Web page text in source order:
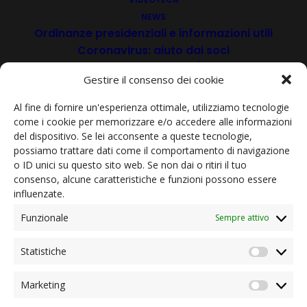
Gestire il consenso dei cookie
Al fine di fornire un'esperienza ottimale, utilizziamo tecnologie
come i cookie per memorizzare e/o accedere alle informazioni
del dispositivo. Se lei acconsente a queste tecnologie,
possiamo trattare dati come il comportamento di navigazione
o ID unici su questo sito web. Se non dai o ritiri il tuo
consenso, alcune caratteristiche e funzioni possono essere
influenzate.
Funzionale
Sempre attivo
Statistiche
Marketing
NEWS
Ordinanze presidenziali e informazioni utili
Coronavirus: aiuto dai soci
Iniziative dei nostri soci/partner
Rassegna stampa
Archivio news
CONTATTI
DEUTSCH
ITALIANO